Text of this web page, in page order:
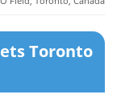
Toronto